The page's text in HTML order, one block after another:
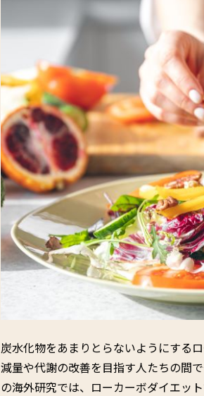
炭水化物をあまりとらないようにする
減量や代謝の改善を目指す人たちの間
の海外研究では、ローカーボダイエッ